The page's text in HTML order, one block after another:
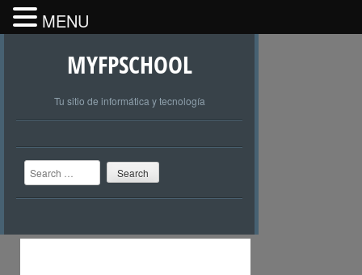
MYFPSCHOOL
Tu sitio de informática y tecnología
Search
MENU